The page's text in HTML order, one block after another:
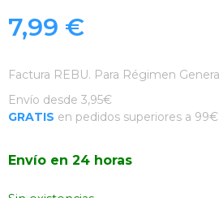
7,99 €
Factura REBU. Para Régimen
Envío desde 3,95€
GRATIS en pedidos superiores a 99€
Envío en 24 horas